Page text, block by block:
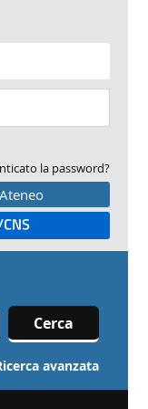
la password?
Cerca
avanzata